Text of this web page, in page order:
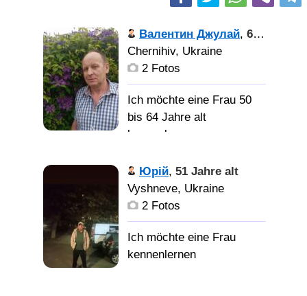
Валентин Джулай, 63 Jahre alt
Chernihiv, Ukraine
2 Fotos
Ich möchte eine Frau 50
bis 64 Jahre alt
kennenlernen
Вредних
звичок не маю.
Самотню жінку, свою
половинку в місті
Юрій, 51 Jahre alt
Vyshneve, Ukraine
2 Fotos